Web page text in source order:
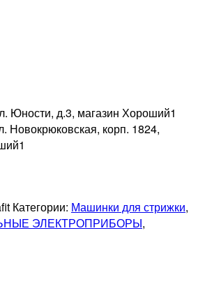
Юности, д.3, магазин Хороший1
Новокрюковская, корп. 1824,
1
Категории: Машинки для стрижки,
ЭЛЕКТРОПРИБОРЫ,